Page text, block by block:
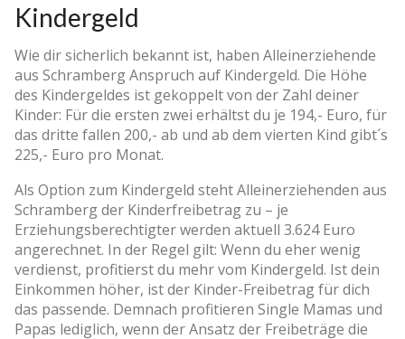
Kindergeld
Wie dir sicherlich bekannt ist, haben Alleinerziehende
aus Schramberg Anspruch auf Kindergeld. Die Höhe
des Kindergeldes ist gekoppelt von der Zahl deiner
Kinder: Für die ersten zwei erhältst du je 194,- Euro, für
das dritte fallen 200,- ab und ab dem vierten Kind gibt´s
225,- Euro pro Monat.
Als Option zum Kindergeld steht Alleinerziehenden aus
Schramberg der Kinderfreibetrag zu – je
Erziehungsberechtigter werden aktuell 3.624 Euro
angerechnet. In der Regel gilt: Wenn du eher wenig
verdienst, profitierst du mehr vom Kindergeld. Ist dein
Einkommen höher, ist der Kinder-Freibetrag für dich
das passende. Demnach profitieren Single Mamas und
Papas lediglich, wenn der Ansatz der Freibeträge die